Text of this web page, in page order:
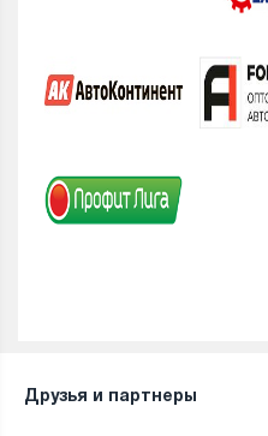
Друзья и партнеры